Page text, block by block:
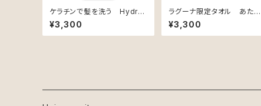
ケラチンで髪を洗う Hydro
Care Treatment（アップル&
ジャスミンの香り）【ハリコシ
ケア用】【リフィル】
¥3,300
ラグーナ限定タオル あたお
か会長 オリジナル
¥3,300